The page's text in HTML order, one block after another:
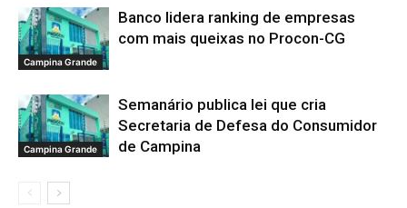
Campina Grande
Banco lidera ranking de empresas
com mais queixas no Procon-CG
Campina Grande
Semanário publica lei que cria
Secretaria de Defesa do Consumidor
de Campina